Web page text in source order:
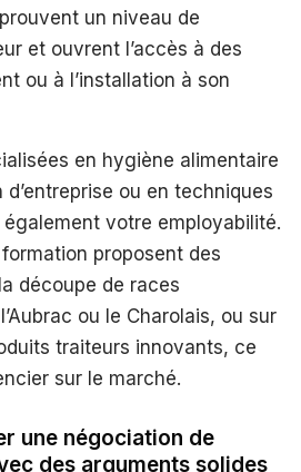
un niveau de
et ouvrent l’accès à des
ou à l’installation à son
en hygiène alimentaire
d’entreprise ou en techniques
votre employabilité.
proposent des
découpe de races
ou le Charolais, ou sur
traiteurs innovants, ce
sur le marché.
une négociation de
des arguments solides